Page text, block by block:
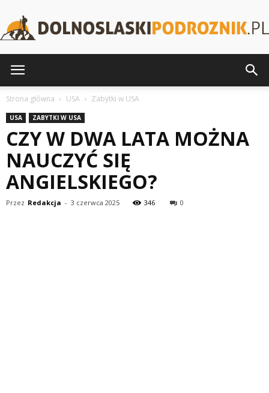
Strona główna USA Zabytki w USA
USA ZABYTKI W USA
CZY W DWA LATA MOŻNA
NAUCZYĆ SIĘ
ANGIELSKIEGO?
Przez Redakcja - 3 czerwca 2025 346 0